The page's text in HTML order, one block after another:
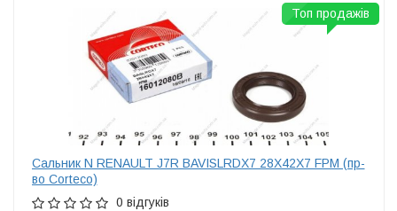
Сальник N RENAULT J7R BAVISLRDX7 28X42X7 FPM (пр-
во Corteco)
0 відгуків
Топ продажів